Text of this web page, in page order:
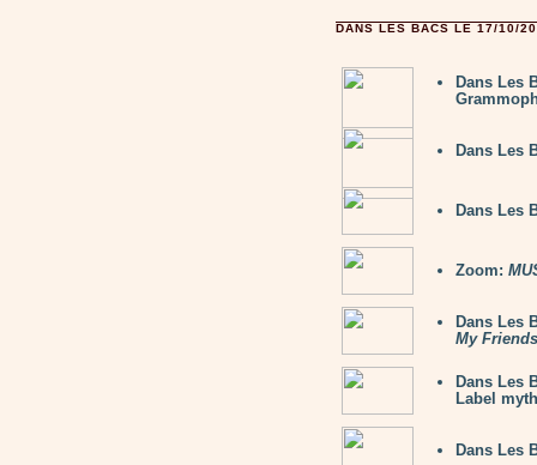
DANS LES BACS LE 17/10/
Dans Les
Dans Les
Dans Les
Zoom:
Dans Les
My Friends
Dans Les
Label
Dans Les